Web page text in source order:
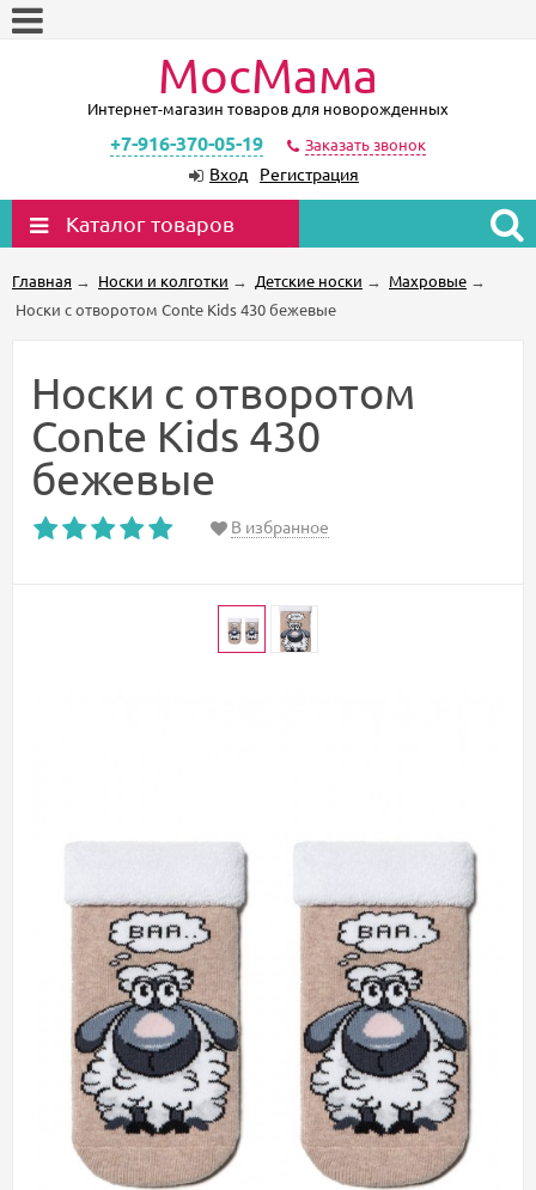
МосМама
Интернет-магазин товаров для новорожденных
+7-916-370-05-19 Заказать звонок
Вход Регистрация
Каталог товаров
Главная → Носки и колготки → Детские носки → Махровые →
Носки с отворотом Conte Kids 430 бежевые
Носки с отворотом
Conte Kids 430
бежевые
В избранное